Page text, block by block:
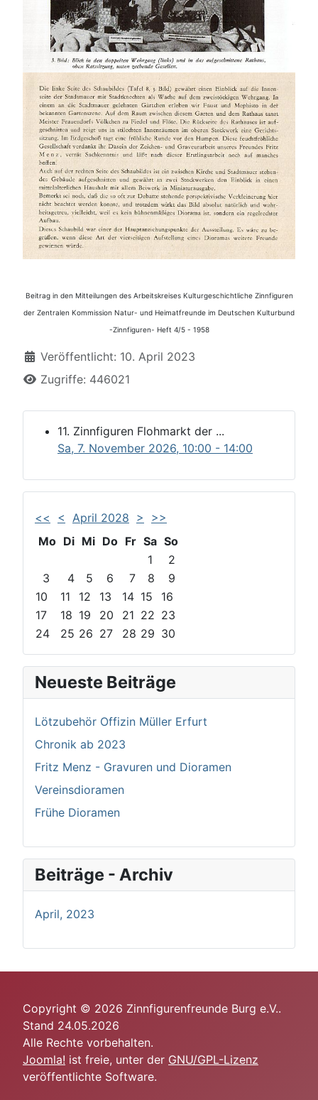
Beitrag in den Mitteilungen des Arbeitskreises Kulturgeschichtliche Zinnfiguren
der Zentralen Kommission Natur- und Heimatfreunde im Deutschen Kulturbund
-Zinnfiguren- Heft 4/5 - 1958
Details
Veröffentlicht: 10. April 2023
Zugriffe: 446021
11. Zinnfiguren Flohmarkt der ...
Sa, 7. November 2026, 10:00 - 14:00
<< < April 2028 >
>>
Mo Di Mi Do Fr Sa So
1
2
3
4 5 6 7 8
9
10
11 12 13 14 15
16
17
18 19 20 21 22 23
24
25 26 27 28 29 30
Neueste Beiträge
Lötzubehör Offizin Müller Erfurt
Chronik ab 2023
Fritz Menz - Gravuren und Dioramen
Vereinsdioramen
Frühe Dioramen
Beiträge - Archiv
April, 2023
Copyright © 2026 Zinnfigurenfreunde Burg e.V..
Stand 24.05.2026
Alle Rechte vorbehalten.
Joomla! ist freie, unter der GNU/GPL-Lizenz
veröffentlichte Software.